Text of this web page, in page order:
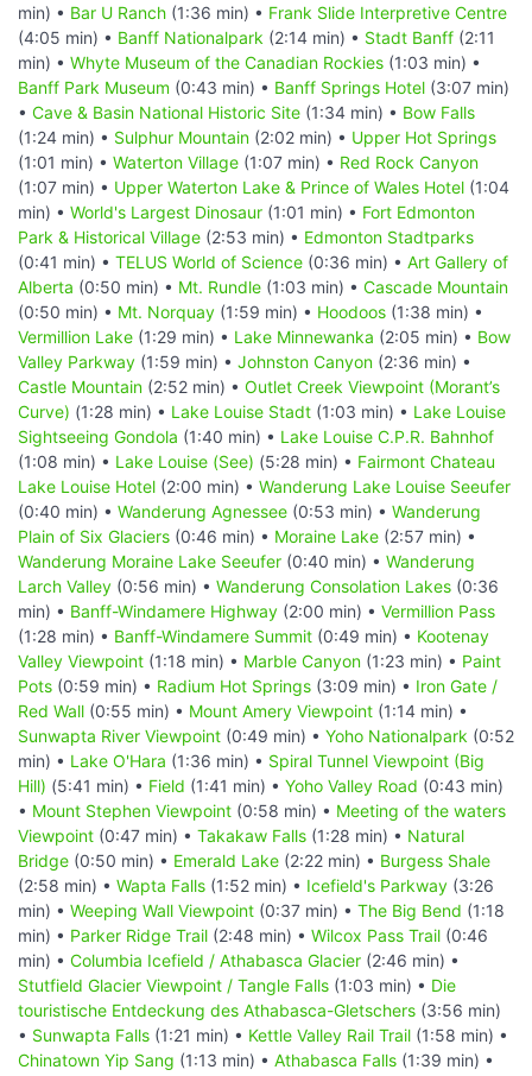
min) • Bar U Ranch (1:36 min) • Frank Slide Interpretive Centre
(4:05 min) • Banff Nationalpark (2:14 min) • Stadt Banff (2:11
min) • Whyte Museum of the Canadian Rockies (1:03 min) •
Banff Park Museum (0:43 min) • Banff Springs Hotel (3:07 min)
• Cave & Basin National Historic Site (1:34 min) • Bow Falls
(1:24 min) • Sulphur Mountain (2:02 min) • Upper Hot Springs
(1:01 min) • Waterton Village (1:07 min) • Red Rock Canyon
(1:07 min) • Upper Waterton Lake & Prince of Wales Hotel (1:04
min) • World's Largest Dinosaur (1:01 min) • Fort Edmonton
Park & Historical Village (2:53 min) • Edmonton Stadtparks
(0:41 min) • TELUS World of Science (0:36 min) • Art Gallery of
Alberta (0:50 min) • Mt. Rundle (1:03 min) • Cascade Mountain
(0:50 min) • Mt. Norquay (1:59 min) • Hoodoos (1:38 min) •
Vermillion Lake (1:29 min) • Lake Minnewanka (2:05 min) • Bow
Valley Parkway (1:59 min) • Johnston Canyon (2:36 min) •
Castle Mountain (2:52 min) • Outlet Creek Viewpoint (Morant’s
Curve) (1:28 min) • Lake Louise Stadt (1:03 min) • Lake Louise
Sightseeing Gondola (1:40 min) • Lake Louise C.P.R. Bahnhof
(1:08 min) • Lake Louise (See) (5:28 min) • Fairmont Chateau
Lake Louise Hotel (2:00 min) • Wanderung Lake Louise Seeufer
(0:40 min) • Wanderung Agnessee (0:53 min) • Wanderung
Plain of Six Glaciers (0:46 min) • Moraine Lake (2:57 min) •
Wanderung Moraine Lake Seeufer (0:40 min) • Wanderung
Larch Valley (0:56 min) • Wanderung Consolation Lakes (0:36
min) • Banff-Windamere Highway (2:00 min) • Vermillion Pass
(1:28 min) • Banff-Windamere Summit (0:49 min) • Kootenay
Valley Viewpoint (1:18 min) • Marble Canyon (1:23 min) • Paint
Pots (0:59 min) • Radium Hot Springs (3:09 min) • Iron Gate /
Red Wall (0:55 min) • Mount Amery Viewpoint (1:14 min) •
Sunwapta River Viewpoint (0:49 min) • Yoho Nationalpark (0:52
min) • Lake O'Hara (1:36 min) • Spiral Tunnel Viewpoint (Big
Hill) (5:41 min) • Field (1:41 min) • Yoho Valley Road (0:43 min)
• Mount Stephen Viewpoint (0:58 min) • Meeting of the waters
Viewpoint (0:47 min) • Takakaw Falls (1:28 min) • Natural
Bridge (0:50 min) • Emerald Lake (2:22 min) • Burgess Shale
(2:58 min) • Wapta Falls (1:52 min) • Icefield's Parkway (3:26
min) • Weeping Wall Viewpoint (0:37 min) • The Big Bend (1:18
min) • Parker Ridge Trail (2:48 min) • Wilcox Pass Trail (0:46
min) • Columbia Icefield / Athabasca Glacier (2:46 min) •
Stutfield Glacier Viewpoint / Tangle Falls (1:03 min) • Die
touristische Entdeckung des Athabasca-Gletschers (3:56 min)
• Sunwapta Falls (1:21 min) • Kettle Valley Rail Trail (1:58 min) •
Chinatown Yip Sang (1:13 min) • Athabasca Falls (1:39 min) •